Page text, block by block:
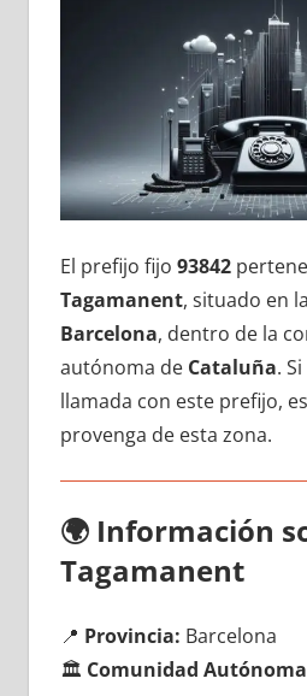
El prefijo fijo 93842
Tagamanent, situado en
Barcelona, dentro dе la
autónoma dе Cataluña.
llamada сοn еstе prefijo,
provenga dе esta zona.
🌍 Información
Tagamanent
📍 Provincia: Barcelona
🏛️ Comunidad